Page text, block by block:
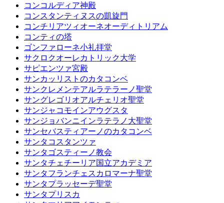
コンコルディア神殿
コンスタンティヌスの凱旋門
コンチリアツィオーネオーディトリアム
コンティの塔
ゴンファローネ小礼拝堂
サクロクオーレカトリック大学
サピエンツァ宮殿
サンカッリストのカタコンベ
サンクレメンテアルラテラーノ聖堂
サングレゴリオアルチェリオ聖堂
サンジャコモインアウグスタ
サンジョバンニインラテラノ大聖堂
サンセバスティアーノのカタコンベ
サンタコスタンツァ
サンタゴスティーノ教会
サンタチェチーリア国立アカデミア
サンタフランチェスカロマーナ聖堂
サンタプラッセーデ聖堂
サンタプリスカ